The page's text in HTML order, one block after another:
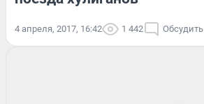
4 апреля, 2017, 16:42 1 442 Обсудить